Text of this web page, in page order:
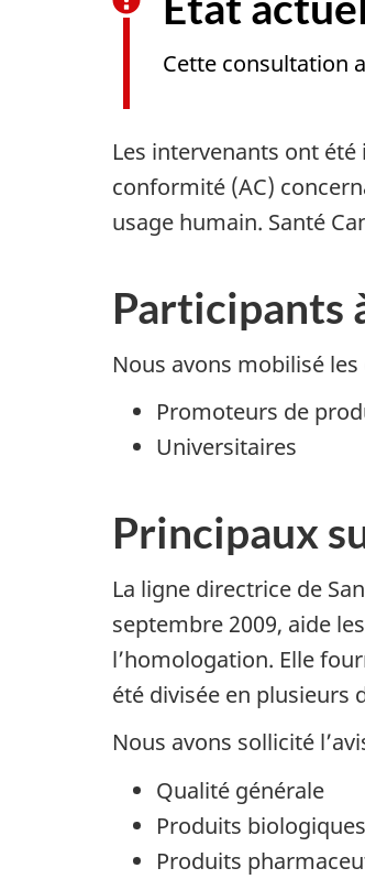
Cette consultation
Les intervenants ont
conformité (AC)
usage humain. Santé
Participants
Nous avons mobilisé
Promoteurs de
Universitaires
Principaux
La ligne directrice de
septembre 2009, aide
l’homologation. Elle
été divisée en plusieurs
Nous avons sollicité
Qualité générale
Produits biologiques
Produits